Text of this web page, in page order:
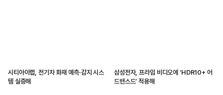
시티아이랩, 전기차 화재 예측·감지 시스
템 실증해
삼성전자, 프라임 비디오에 ‘HDR10+ 어
드밴스드’ 적용해